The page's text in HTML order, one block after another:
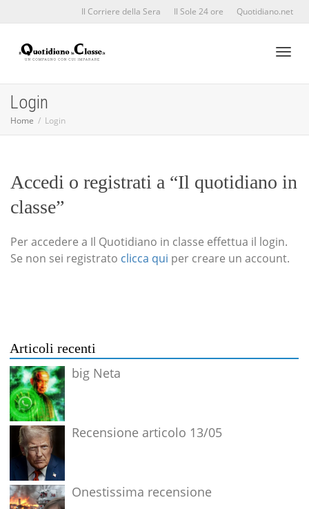
Il Corriere della Sera Il Sole 24 ore Quotidiano.net
Login
Home Login
Accedi o registrati a “Il quotidiano in
classe”
Per accedere a Il Quotidiano in classe effettua il login.
Se non sei registrato clicca qui per creare un account.
Articoli recenti
big Neta
Recensione articolo 13/05
Onestissima recensione